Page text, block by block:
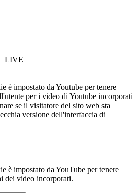
è impostato da Youtube per tenere
per i video di Youtube incorporati
se il visitatore del sito web sta
versione dell'interfaccia di
è impostato da YouTube per tenere
dei video incorporati.